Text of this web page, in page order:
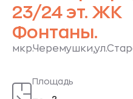
23/24 эт. ЖК
Фонтаны.
Площадь